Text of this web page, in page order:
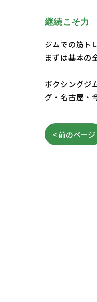
継続こそ力
ジムでの筋ト
まずは基本の
ボクシングジ
グ・名古屋・
< 前のページ